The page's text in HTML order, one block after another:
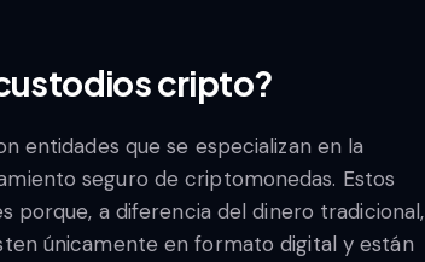
cripto?
entidades que se especializan en la
seguro de criptomonedas. Estos
porque, a diferencia del dinero tradicional,
únicamente en formato digital y están